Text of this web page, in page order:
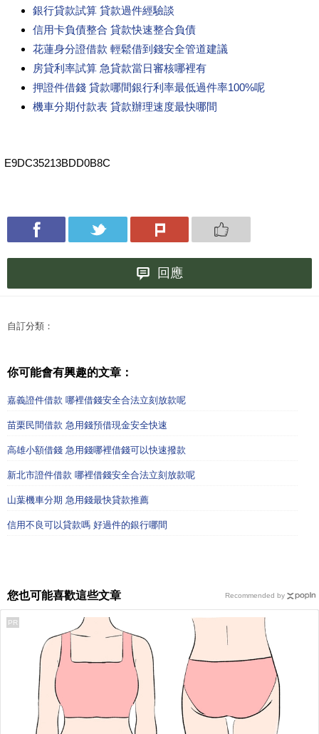
銀行貸款試算 貸款過件經驗談
信用卡負債整合 貸款快速整合負債
花蓮身分證借款 輕鬆借到錢安全管道建議
房貸利率試算 急貸款當日審核哪裡有
押證件借錢 貸款哪間銀行利率最低過件率100%呢
機車分期付款表 貸款辦理速度最快哪間
E9DC35213BDD0B8C
回應
自訂分類：
你可能會有興趣的文章：
嘉義證件借款 哪裡借錢安全合法立刻放款呢
苗栗民間借款 急用錢預借現金安全快速
高雄小額借錢 急用錢哪裡借錢可以快速撥款
新北市證件借款 哪裡借錢安全合法立刻放款呢
山葉機車分期 急用錢最快貸款推薦
信用不良可以貸款嗎 好過件的銀行哪間
您也可能喜歡這些文章
PR
Recommended by